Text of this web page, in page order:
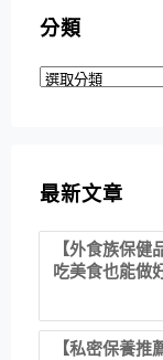
分類
分
最新文章
【外食族保健
吃美食也能做
【私密保養